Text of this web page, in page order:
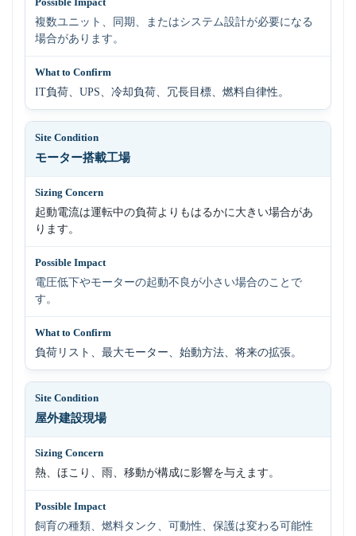
複数ユニット、同期、またはシステム設計が必要になる
場合があります。
IT負荷、UPS、冷却負荷、冗長目標、燃料自律性。
モーター搭載工場
起動電流は運転中の負荷よりもはるかに大きい場合があ
ります。
電圧低下やモーターの起動不良が小さい場合のことで
す。
負荷リスト、最大モーター、始動方法、将来の拡張。
屋外建設現場
熱、ほこり、雨、移動が構成に影響を与えます。
飼育の種類、燃料タンク、可動性、保護は変わる可能性